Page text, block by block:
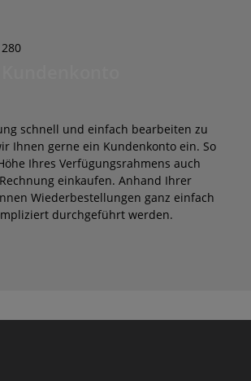
schnell und einfach bearbeiten zu
Ihnen gerne ein Kundenkonto ein. So
Ihres Verfügungsrahmens auch
einkaufen. Anhand Ihrer
Wiederbestellungen ganz einfach
durchgeführt werden.